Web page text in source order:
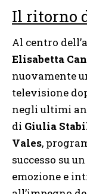
Il ritorno
Al centro
Elisabetta
nuovamente
televisione
negli ultimi
di Giulia
Vales,
successo su
emozione e